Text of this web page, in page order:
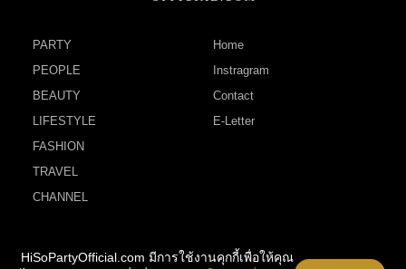
PARTY
PEOPLE
BEAUTY
LIFESTYLE
FASHION
TRAVEL
CHANNEL
Home
Instragram
Contact
E-Letter
HiSoPartyOfficial.com มีการใช้งานคุกกี้เพื่อให้คุณ